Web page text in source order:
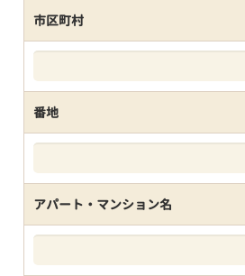
市区町村
番地
アパート・マンション名